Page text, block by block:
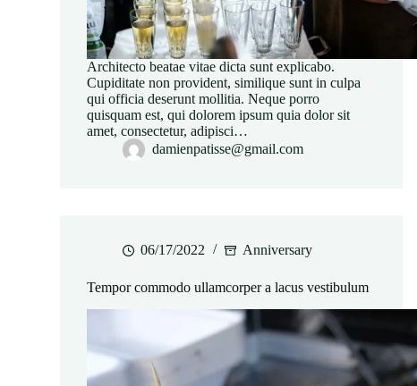
Architecto beatae vitae dicta sunt explicabo.
Cupiditate non provident, similique sunt in culpa
qui officia deserunt mollitia. Neque porro
quisquam est, qui dolorem ipsum quia dolor sit
amet, consectetur, adipisci…
damienpatisse@gmail.com
06/17/2022 Anniversary
Tempor commodo ullamcorper a lacus vestibulum